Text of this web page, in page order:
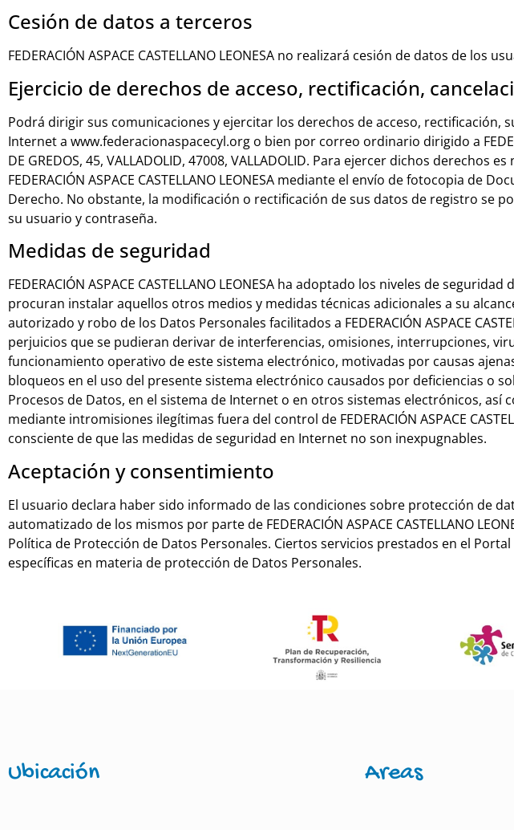
Cesión de datos a terceros
FEDERACIÓN ASPACE CASTELLANO LEONESA no realizará cesión de datos de los
Ejercicio de derechos de acceso, rectificación,
Podrá dirigir sus comunicaciones y ejercitar los derechos de acceso,
Internet a www.federacionaspacecyl.org o bien por correo ordinario dirigido a
DE GREDOS, 45, VALLADOLID, 47008, VALLADOLID. Para ejercer dichos
FEDERACIÓN ASPACE CASTELLANO LEONESA mediante el envío de fotocopia
Derecho. No obstante, la modificación o rectificación de sus datos de registro se
su usuario y contraseña.
Medidas de seguridad
FEDERACIÓN ASPACE CASTELLANO LEONESA ha adoptado los niveles de
procuran instalar aquellos otros medios y medidas técnicas adicionales a su
autorizado y robo de los Datos Personales facilitados a FEDERACIÓN ASPACE
perjuicios que se pudieran derivar de interferencias, omisiones, interrupciones,
funcionamiento operativo de este sistema electrónico, motivadas por causas ajenas a
bloqueos en el uso del presente sistema electrónico causados por deficiencias o
Procesos de Datos, en el sistema de Internet o en otros sistemas electrónicos,
mediante intromisiones ilegítimas fuera del control de FEDERACIÓN ASPACE
consciente de que las medidas de seguridad en Internet no son inexpugnables.
Aceptación y consentimiento
El usuario declara haber sido informado de las condiciones sobre protección de
automatizado de los mismos por parte de FEDERACIÓN ASPACE CASTELLANO
Política de Protección de Datos Personales. Ciertos servicios prestados en el
específicas en materia de protección de Datos Personales.
Ubicación Areas